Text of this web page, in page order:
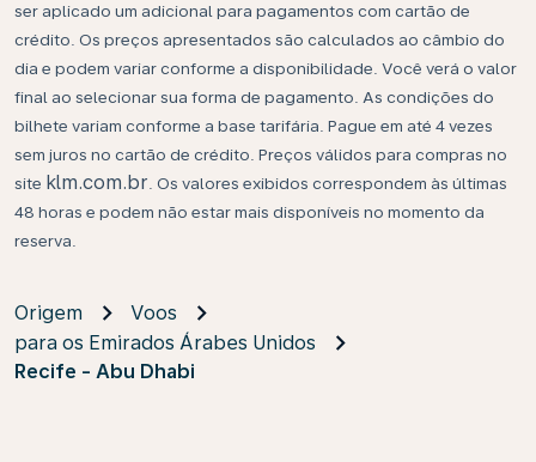
ser aplicado um adicional para pagamentos com cartão de
crédito. Os preços apresentados são calculados ao câmbio do
dia e podem variar conforme a disponibilidade. Você verá o valor
final ao selecionar sua forma de pagamento. As condições do
bilhete variam conforme a base tarifária. Pague em até 4 vezes
sem juros no cartão de crédito. Preços válidos para compras no
site klm.com.br . Os valores exibidos correspondem às últimas
48 horas e podem não estar mais disponíveis no momento da
reserva.
Origem
Voos
para os Emirados Árabes Unidos
Recife - Abu Dhabi